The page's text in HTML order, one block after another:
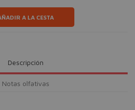
A LA CESTA
Descripción
Notas olfativas